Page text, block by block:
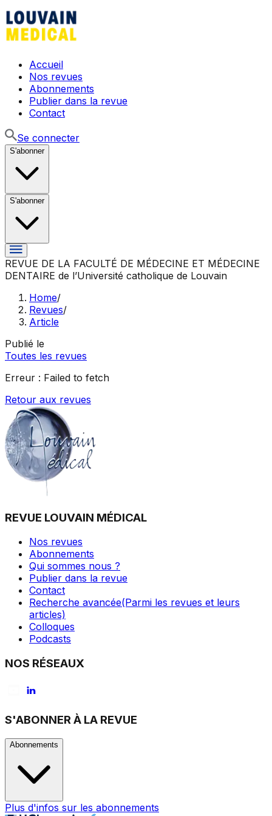
Accueil
Nos revues
Abonnements
Publier dans la revue
Contact
Se connecter
S'abonner
S'abonner
REVUE DE LA FACULTÉ DE MÉDECINE ET MÉDECINE
DENTAIRE de l’Université catholique de Louvain
Home/
Revues/
Article
Publié le
Toutes les revues
Erreur : Failed to fetch
Retour aux revues
REVUE LOUVAIN MÉDICAL
Nos revues
Abonnements
Qui sommes nous ?
Publier dans la revue
Contact
Recherche avancée(Parmi les revues et leurs
articles)
Colloques
Podcasts
NOS RÉSEAUX
S'ABONNER À LA REVUE
Abonnements
Plus d'infos sur les abonnements